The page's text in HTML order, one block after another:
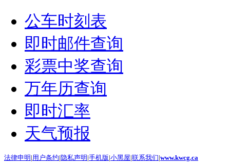
公车时刻表
即时邮件查询
彩票中奖查询
万年历查询
即时汇率
天气预报
法律申明 |用户条约|隐私声明 |手机版|小黑屋|联系我们|www.kwcg.ca